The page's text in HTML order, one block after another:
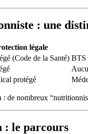
: une
légale
(Code de la Santé) BTS
protégé
de nombreux
: le parcours